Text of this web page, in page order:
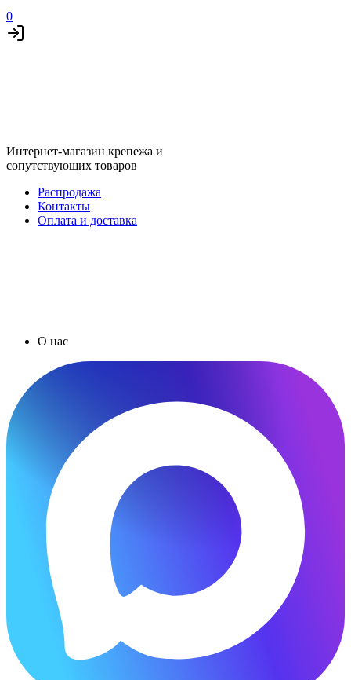
0
Интернет-магазин крепежа и
сопутствующих товаров
Распродажа
Контакты
Оплата и доставка
О нас